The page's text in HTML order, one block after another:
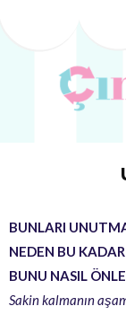
BUNLARI
NEDEN BU
BUNU NASIL
Sakin kalmanın